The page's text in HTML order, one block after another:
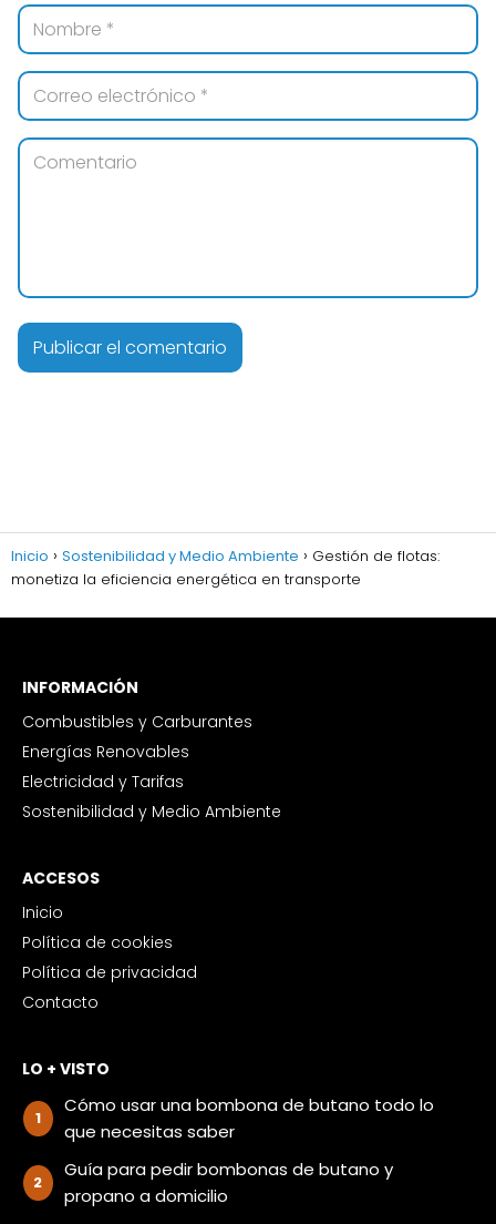
Inicio Sostenibilidad y Medio Ambiente
Gestión de flotas:
monetiza la eficiencia energética en transporte
INFORMACIÓN
Combustibles y Carburantes
Energías Renovables
Electricidad y Tarifas
Sostenibilidad y Medio Ambiente
ACCESOS
Inicio
Política de cookies
Política de privacidad
Contacto
LO + VISTO
Cómo usar una bombona de butano todo lo
que necesitas saber
Guía para pedir bombonas de butano y
propano a domicilio